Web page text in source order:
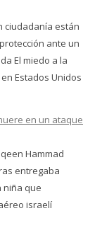
ciudadanía están
ante un
El miedo a la
Estados Unidos
en un ataque
Hammad
entregaba
niña que
israelí